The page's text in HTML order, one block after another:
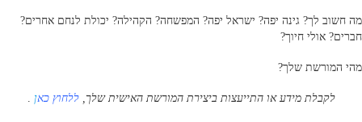
מה חשוב לך? גינה יפה? ישראל יפה? המפשחה? הקהילה? יכולת לנחם אחרים?
חברים? אולי חיוך?
מהי המורשת שלך?
לקבלת מידע או התייעצות ביצירת המורשת האישית שלך,ללחוץ כאן .